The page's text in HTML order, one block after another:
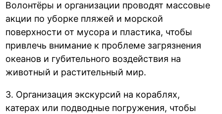
Волонтёры и организации проводят массовые
акции по уборке пляжей и морской
поверхности от мусора и пластика, чтобы
привлечь внимание к проблеме загрязнения
океанов и губительного воздействия на
животный и растительный мир.
3. Организация экскурсий на кораблях,
катерах или подводные погружения, чтобы